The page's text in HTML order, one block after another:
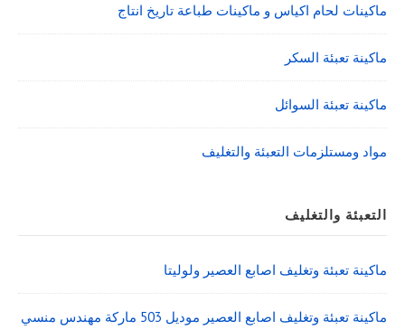
ماكينات لحام اكياس و ماكينات طباعة تاريخ انتاج
ماكينة تعبئة السكر
ماكينة تعبئة السوائل
مواد ومستلزمات التعبئة والتغليف
التعبئة والتغليف
ماكينة تعبئة وتغليف اصابع العصير ولوليتا
ماكينة تعبئة وتغليف اصابع العصير موديل 503 ماركة مهندس منسي